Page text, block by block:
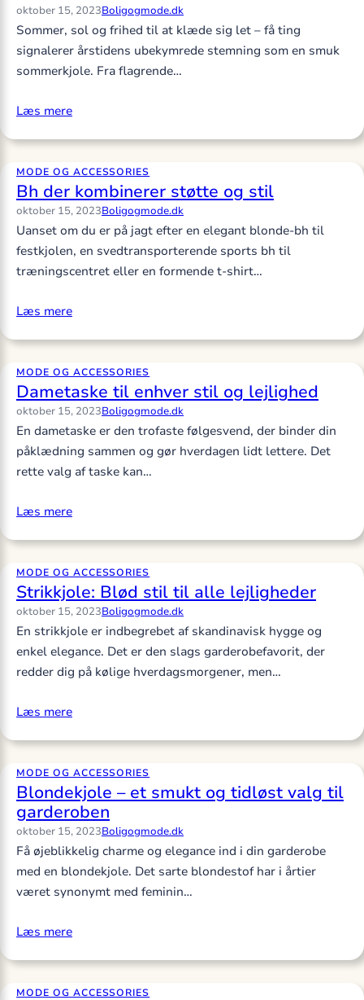
oktober 15, 2023Boligogmode.dk
Sommer, sol og frihed til at klæde sig let – få ting
signalerer årstidens ubekymrede stemning som en smuk
sommerkjole. Fra flagrende…
Læs mere
MODE OG ACCESSORIES
Bh der kombinerer støtte og stil
oktober 15, 2023Boligogmode.dk
Uanset om du er på jagt efter en elegant blonde-bh til
festkjolen, en svedtransporterende sports bh til
træningscentret eller en formende t-shirt…
Læs mere
MODE OG ACCESSORIES
Dametaske til enhver stil og lejlighed
oktober 15, 2023Boligogmode.dk
En dametaske er den trofaste følgesvend, der binder din
påklædning sammen og gør hverdagen lidt lettere. Det
rette valg af taske kan…
Læs mere
MODE OG ACCESSORIES
Strikkjole: Blød stil til alle lejligheder
oktober 15, 2023Boligogmode.dk
En strikkjole er indbegrebet af skandinavisk hygge og
enkel elegance. Det er den slags garderobefavorit, der
redder dig på kølige hverdagsmorgener, men…
Læs mere
MODE OG ACCESSORIES
Blondekjole – et smukt og tidløst valg til
garderoben
oktober 15, 2023Boligogmode.dk
Få øjeblikkelig charme og elegance ind i din garderobe
med en blondekjole. Det sarte blondestof har i årtier
været synonymt med feminin…
Læs mere
MODE OG ACCESSORIES